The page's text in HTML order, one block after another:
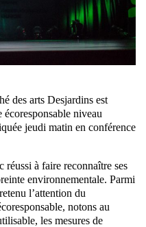
des arts Desjardins est
niveau
jeudi matin en conférence
à faire reconnaître ses
environnementale. Parmi
l’attention du
notons au
les mesures de